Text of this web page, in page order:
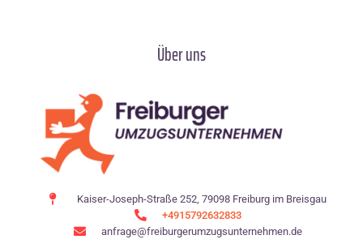
Über uns
Kaiser-Joseph-Straße 252, 79098 Freiburg im Breisgau
+4915792632833
anfrage@freiburgerumzugsunternehmen.de